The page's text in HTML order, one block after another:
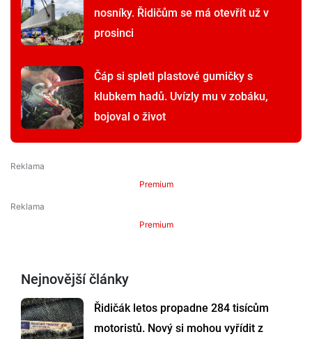
nosníky. Řidičům se má otevřít už v
prosinci
Čáp si spletl plastové gumičky s
klubkem hadů. Uvízly mu v zobáku,
bojoval o život
Premium
Premium
Nejnovější články
Řidičák letos propadne 284 tisícům
motoristů. Nový si mohou vyřídit z